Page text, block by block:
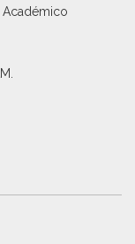
Académico